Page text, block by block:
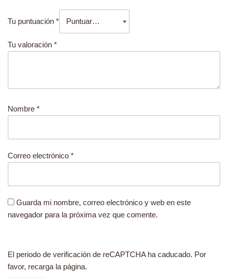
Tu puntuación *
Tu valoración *
Nombre *
Correo electrónico *
Guarda mi nombre, correo electrónico y web en este
navegador para la próxima vez que comente.
El periodo de verificación de reCAPTCHA ha caducado. Por
favor, recarga la página.